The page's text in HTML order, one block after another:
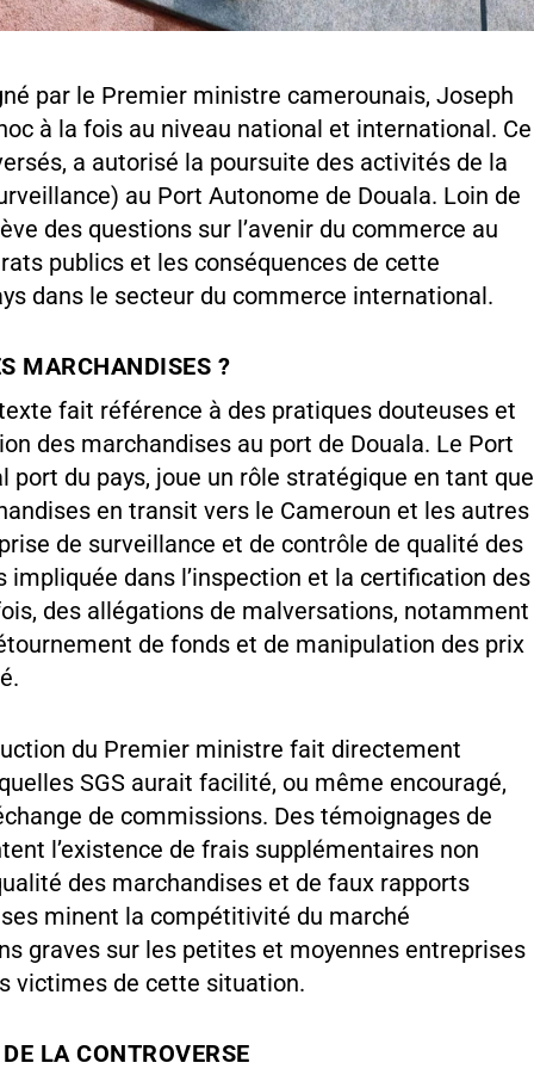
par le Premier ministre camerounais, Joseph
à la fois au niveau national et international. Ce
a autorisé la poursuite des activités de la
au Port Autonome de Douala. Loin de
des questions sur l’avenir du commerce au
publics et les conséquences de cette
dans le secteur du commerce international.
MARCHANDISES ?
fait référence à des pratiques douteuses et
des marchandises au port de Douala. Le Port
port du pays, joue un rôle stratégique en tant que
en transit vers le Cameroun et les autres
de surveillance et de contrôle de qualité des
dans l’inspection et la certification des
des allégations de malversations, notamment
de fonds et de manipulation des prix
du Premier ministre fait directement
SGS aurait facilité, ou même encouragé,
de commissions. Des témoignages de
l’existence de frais supplémentaires non
des marchandises et de faux rapports
minent la compétitivité du marché
graves sur les petites et moyennes entreprises
victimes de cette situation.
LA CONTROVERSE